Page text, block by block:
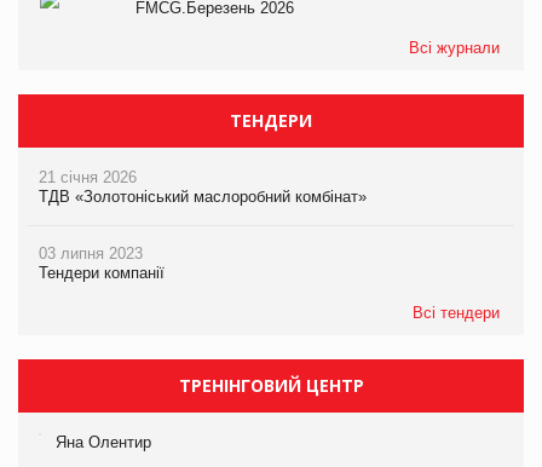
FMCG.Березень 2026
Всі журнали
ТЕНДЕРИ
21 січня 2026
ТДВ «Золотоніський маслоробний комбінат»
03 липня 2023
Тендери компанії
Всі тендери
ТРЕНІНГОВИЙ ЦЕНТР
Яна Олентир